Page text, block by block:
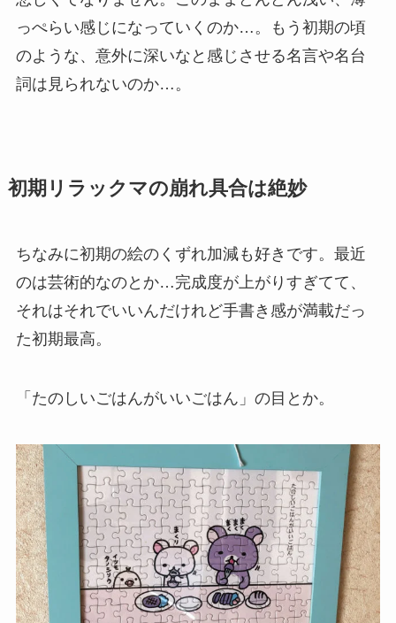
っぺらい感じになっていくのか…。もう初期の頃
のような、意外に深いなと感じさせる名言や名台
詞は見られないのか…。
初期リラックマの崩れ具合は絶妙
ちなみに初期の絵のくずれ加減も好きです。最近
のは芸術的なのとか…完成度が上がりすぎてて、
それはそれでいいんだけれど手書き感が満載だっ
た初期最高。
「たのしいごはんがいいごはん」の目とか。